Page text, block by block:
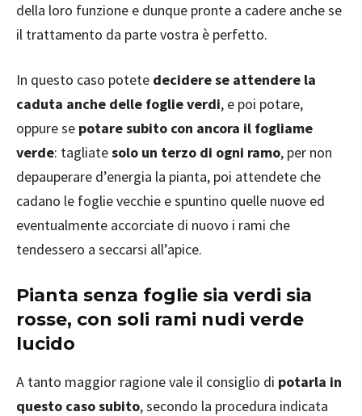
della loro funzione e dunque pronte a cadere anche se
il trattamento da parte vostra è perfetto.
In questo caso potete decidere se attendere la
caduta anche delle foglie verdi, e poi potare,
oppure se potare subito con ancora il fogliame
verde: tagliatesolo un terzo di ogni ramo, per non
depauperare d’energia la pianta, poi attendete che
cadano le foglie vecchie e spuntino quelle nuove ed
eventualmente accorciate di nuovo i rami che
tendessero a seccarsi all’apice.
Pianta senza foglie sia verdi sia
rosse, con soli rami nudi verde
lucido
A tanto maggior ragione vale il consiglio di potarla in
questo caso subito, secondo la procedura indicata